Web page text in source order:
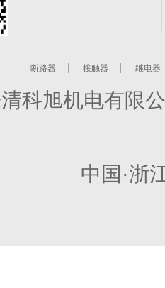
断路器 接触器 继电器
科旭机电有限
中国·浙